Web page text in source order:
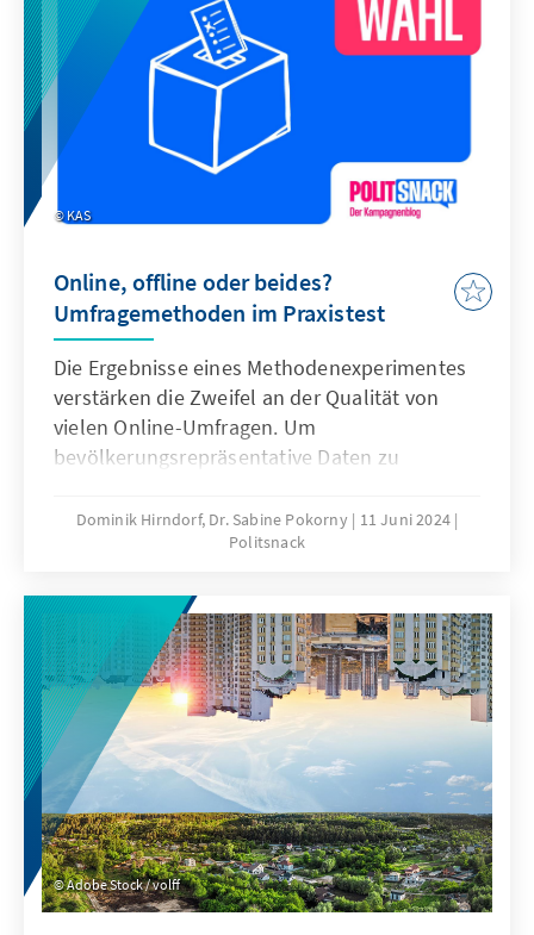
haben sich die Bedrohungsgefühle der
Parteianhängerschaften seit der letzten
Bundestagswahl 2021 entwickelt?
KAS
Online, offline oder beides?
Umfragemethoden im Praxistest
Die Ergebnisse eines Methodenexperimentes
verstärken die Zweifel an der Qualität von
vielen Online-Umfragen. Um
bevölkerungsrepräsentative Daten zu
Zufallsauswahl der Befragten vorbei.
Dominik Hirndorf, Dr. Sabine Pokorny
11 Juni 2024
Politsnack
Adobe Stock / volff